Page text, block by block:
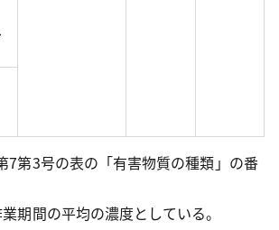
7第3号の表の「有害物質の種類」の番
期間の平均の濃度としている。